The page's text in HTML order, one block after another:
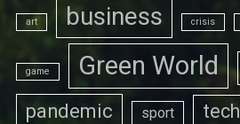
art business crisis
game Green World
pandemic sport tech